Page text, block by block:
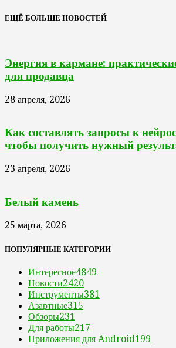
ЕЩЁ БОЛЬШЕ НОВОСТЕЙ
Энергия в кармане:
для продавца
28 апреля, 2026
Как составлять запросы к
чтобы получить нужный
23 апреля, 2026
Белый камень
25 марта, 2026
ПОПУЛЯРНЫЕ КАТЕГОРИИ
Интересное4849
Новости2420
Инструменты381
Азартные315
Обзоры231
Для работы217
Приложения для Android199